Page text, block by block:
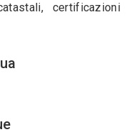
certificazioni